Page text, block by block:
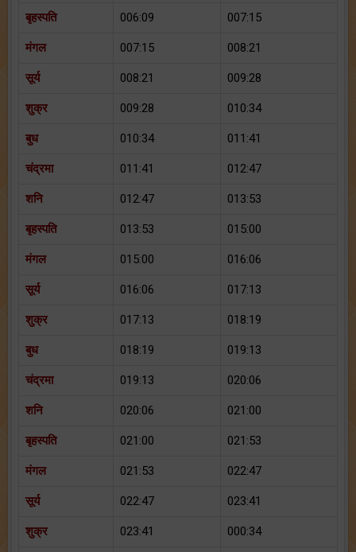
बृहस्पति 006:09 007:15
मंगल 007:15 008:21
सूर्य 008:21 009:28
शुक्र 009:28 010:34
बुध 010:34 011:41
चंद्रमा 011:41 012:47
शनि 012:47 013:53
बृहस्पति 013:53 015:00
मंगल 015:00 016:06
सूर्य 016:06 017:13
शुक्र 017:13 018:19
बुध 018:19 019:13
चंद्रमा 019:13 020:06
शनि 020:06 021:00
बृहस्पति 021:00 021:53
मंगल 021:53 022:47
सूर्य 022:47 023:41
शुक्र 023:41 000:34